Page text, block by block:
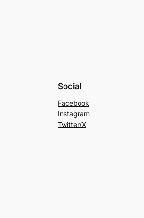
Social
Facebook
Instagram
Twitter/X